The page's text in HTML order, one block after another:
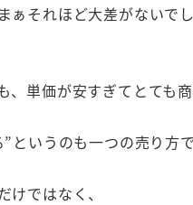
それほど大差がないでし
単価が安すぎてとても商
いうのも一つの売り方で
ではなく、